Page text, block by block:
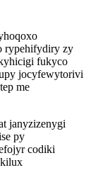
rypehifydiry zy
fukyco
jocyfewytorivi
me
janyzizenygi
py
codiki